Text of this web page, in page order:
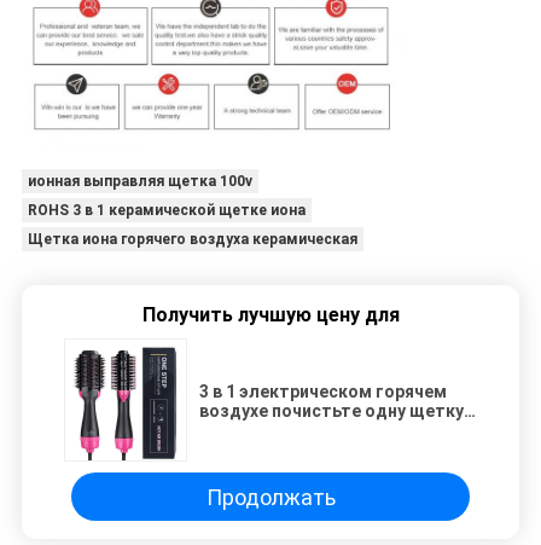
ионная выправляя щетка 100v
ROHS 3 в 1 керамической щетке иона
Щетка иона горячего воздуха керамическая
Получить лучшую цену для
3 в 1 электрическом горячем
воздухе почистьте одну щетку
Продолжать